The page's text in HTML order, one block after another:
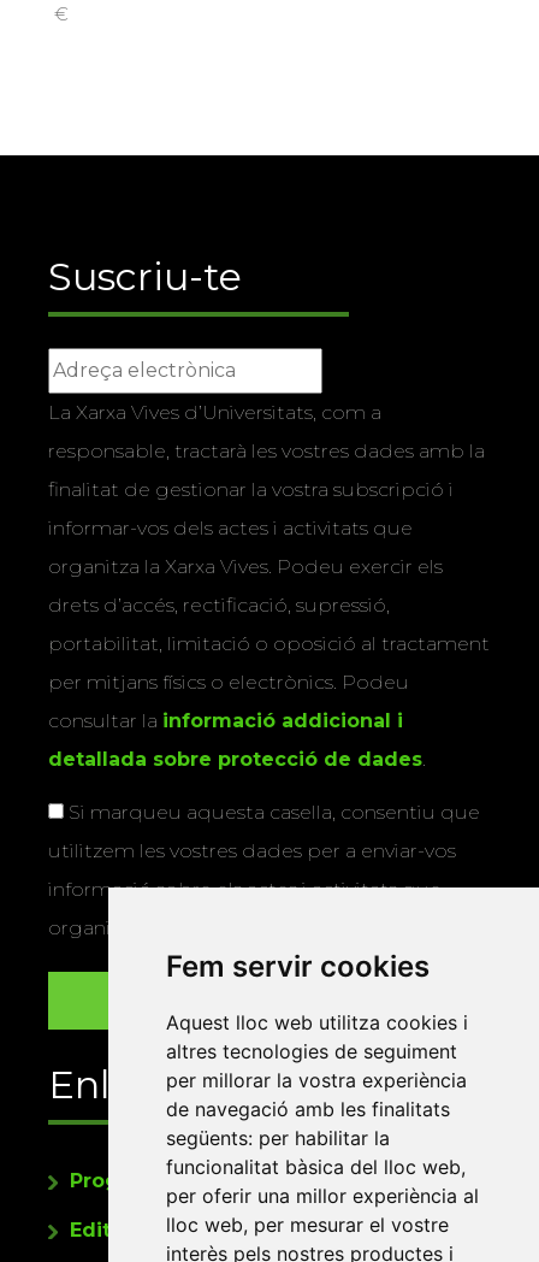
Fem servir cookies
Aquest lloc web utilitza cookies i
altres tecnologies de seguiment
per millorar la vostra experiència
de navegació amb les finalitats
següents: per habilitar la
funcionalitat bàsica del lloc web,
per oferir una millor experiència al
lloc web, per mesurar el vostre
interès pels nostres productes i
€
Suscriu-te
La Xarxa Vives d’Universitats, com a
responsable, tractarà les vostres dades amb la
finalitat de gestionar la vostra subscripció i
informar-vos dels actes i activitats que
organitza la Xarxa Vives. Podeu exercir els
drets d’accés, rectificació, supressió,
portabilitat, limitació o oposició al tractament
per mitjans físics o electrònics. Podeu
consultar la informació addicional i
detallada sobre protecció de dades
Si marqueu aquesta casella, consentiu que
utilitzem les vostres dades per a enviar-vos
informació sobre els actes i activitats que
organitza la Xarxa Vives.
Enllaços
Programa de publicacions
Editorials universitàries a Twitter